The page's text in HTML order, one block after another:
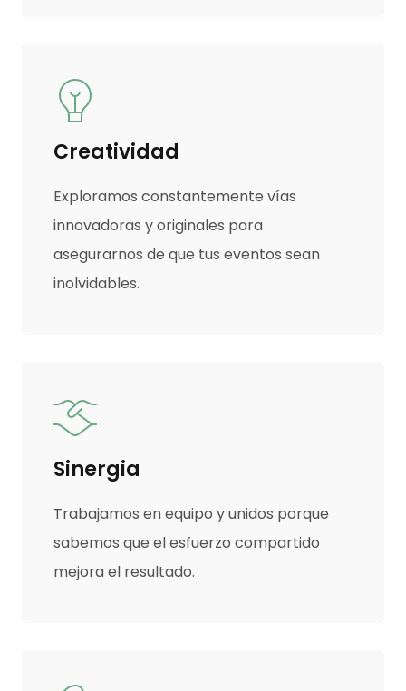
Creatividad
Exploramos constantemente vías
innovadoras y originales para
asegurarnos de que tus eventos sean
inolvidables.
Sinergia
Trabajamos en equipo y unidos porque
sabemos que el esfuerzo compartido
mejora el resultado.